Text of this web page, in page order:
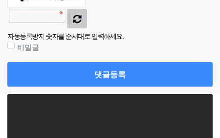
자동등록방지 숫자를 순서대로 입력하세요.
비밀글
댓글등록